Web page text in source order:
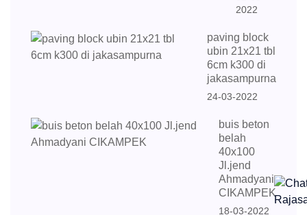
2022
paving block
ubin 21x21 tbl
6cm k300 di
jakasampurna
24-03-2022
buis beton
belah
40x100
Jl.jend
Ahmadyani
CIKAMPEK
18-03-2022